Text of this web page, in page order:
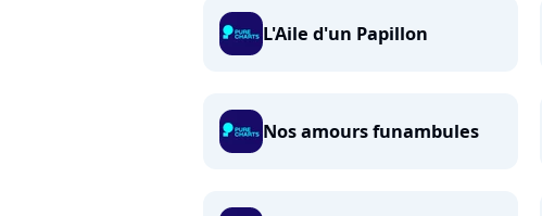
L'Aile d'un Papillon
Nos amours funambules